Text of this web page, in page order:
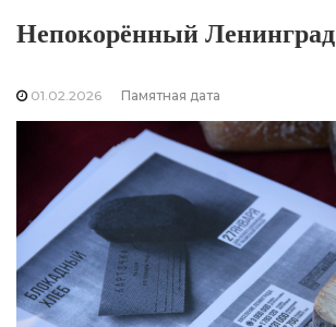
Непокорённый Ленинград
01.02.2026 Памятная дата